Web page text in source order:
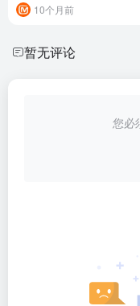
10个月前
暂无评论
您必